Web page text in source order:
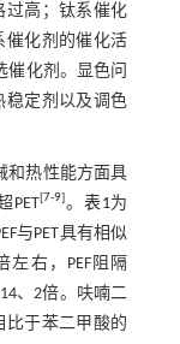
过高；钛系催化
催化剂的催化活
催化剂。显色问
稳定剂以及调色
和热性能方面具
PET[7-9]。 表1为
与PET具有相似
左右，PEF阻隔
、2倍。呋喃二
比于苯二甲酸的